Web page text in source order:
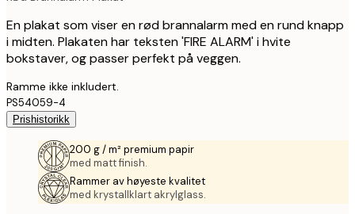
En plakat som viser en rød brannalarm med en rund knapp
i midten. Plakaten har teksten 'FIRE ALARM' i hvite
bokstaver, og passer perfekt på veggen.
Ramme ikke inkludert.
PS54059-4
Prishistorikk
200 g / m² premium papir
med matt finish.
Rammer av høyeste kvalitet
med krystallklart akrylglass.